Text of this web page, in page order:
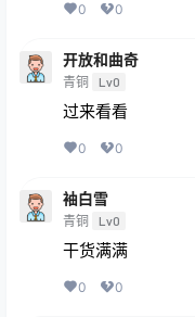
0 0
开放和曲奇
青铜 Lv0
过来看看
0 0
袖白雪
青铜 Lv0
干货满满
0 0